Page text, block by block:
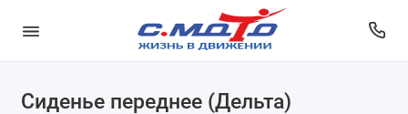
Сиденье переднее (Дельта)